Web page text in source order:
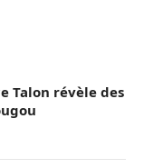
Talon révèle des